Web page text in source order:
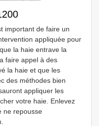
important de faire un
appliquée pour
la haie entrave la
faire appel à des
la haie et que les
des méthodes bien
appliquer les
votre haie. Enlevez
ne repousse